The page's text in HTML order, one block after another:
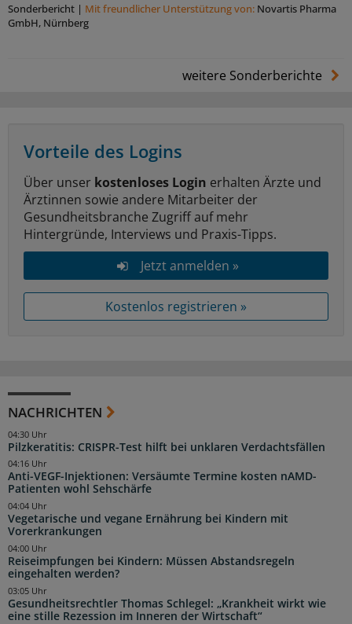
Sonderbericht | Mit freundlicher Unterstützung von: Novartis Pharma
GmbH, Nürnberg
weitere Sonderberichte
Vorteile des Logins
Über unser kostenloses Login erhalten Ärzte und
Ärztinnen sowie andere Mitarbeiter der
Gesundheitsbranche Zugriff auf mehr
Hintergründe, Interviews und Praxis-Tipps.
Jetzt anmelden »
Kostenlos registrieren »
NACHRICHTEN
Pilzkeratitis: CRISPR-Test hilft bei unklaren Verdachtsfällen
04:30 Uhr
Anti-VEGF-Injektionen: Versäumte Termine kosten nAMD-
Patienten wohl Sehschärfe
04:16 Uhr
Vegetarische und vegane Ernährung bei Kindern mit
Vorerkrankungen
04:04 Uhr
Reiseimpfungen bei Kindern: Müssen Abstandsregeln
eingehalten werden?
04:00 Uhr
Gesundheitsrechtler Thomas Schlegel: „Krankheit wirkt wie
eine stille Rezession im Inneren der Wirtschaft“
03:05 Uhr